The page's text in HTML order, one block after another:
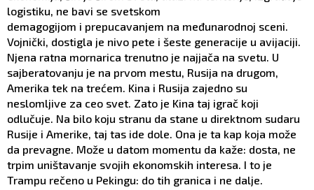
logistiku, ne bavi se svetskom
demagogijom i prepucavanjem na međunarodnoj sceni.
Vojnički, dostigla je nivo pete i šeste generacije u avijaciji.
Njena ratna mornarica trenutno je najjača na svetu. U
sajberatovanju je na prvom mestu, Rusija na drugom,
Amerika tek na trećem. Kina i Rusija zajedno su
neslomljive za ceo svet. Zato je Kina taj igrač koji
odlučuje. Na bilo koju stranu da stane u direktnom sudaru
Rusije i Amerike, taj tas ide dole. Ona je ta kap koja može
da prevagne. Može u datom momentu da kaže: dosta, ne
trpim uništavanje svojih ekonomskih interesa. I to je
Trampu rečeno u Pekingu: do tih granica i ne dalje.